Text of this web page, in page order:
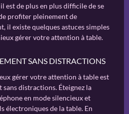
est de plus en plus difficile de se
profiter pleinement de
il existe quelques astuces simples
gérer votre attention à table.
SANS DISTRACTIONS
gérer votre attention à table est
distractions. Éteignez la
en mode silencieux et
électroniques de la table. En